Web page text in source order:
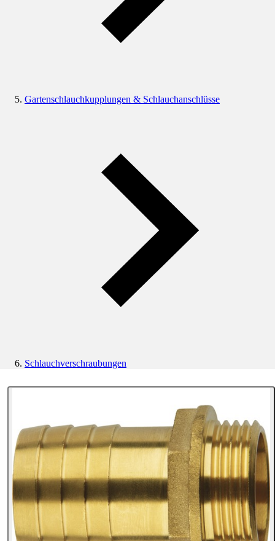
Gartenschlauchkupplungen & Schlauchanschlüsse
Schlauchverschraubungen